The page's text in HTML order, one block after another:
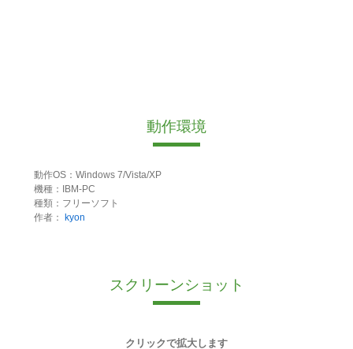
動作環境
動作OS：Windows 7/Vista/XP
機種：IBM-PC
種類：フリーソフト
作者：
kyon
スクリーンショット
クリックで拡大します